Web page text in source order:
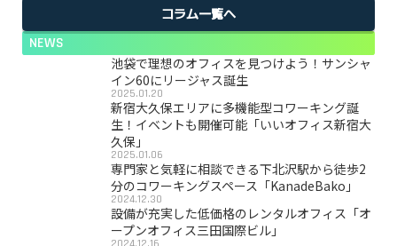
コラム一覧へ
NEWS
池袋で理想のオフィスを見つけよう！サンシャ
イン60にリージャス誕生
2025.01.20
新宿大久保エリアに多機能型コワーキング誕
生！イベントも開催可能「いいオフィス新宿大
久保」
2025.01.06
専門家と気軽に相談できる下北沢駅から徒歩2
分のコワーキングスペース「KanadeBako」
2024.12.30
設備が充実した低価格のレンタルオフィス「オ
ープンオフィス三田国際ビル」